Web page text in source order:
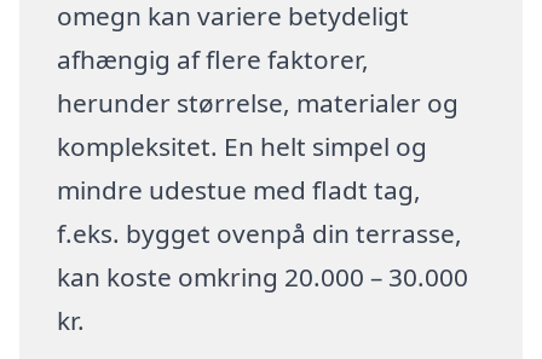
omegn kan variere betydeligt
afhængig af flere faktorer,
herunder størrelse, materialer og
kompleksitet. En helt simpel og
mindre udestue med fladt tag,
f.eks. bygget ovenpå din terrasse,
kan koste omkring 20.000 – 30.000
kr.